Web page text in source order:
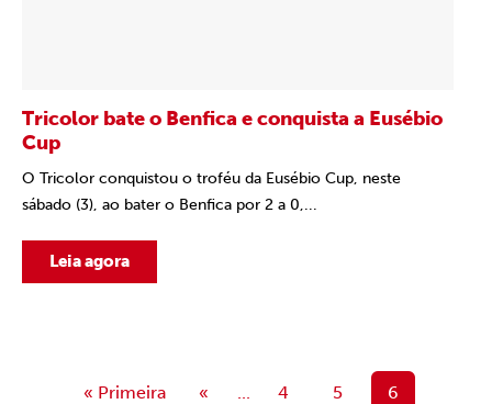
Tricolor bate o Benfica e conquista a Eusébio
Cup
O Tricolor conquistou o troféu da Eusébio Cup, neste
sábado (3), ao bater o Benfica por 2 a 0,...
Leia agora
« Primeira « ... 4 5 6